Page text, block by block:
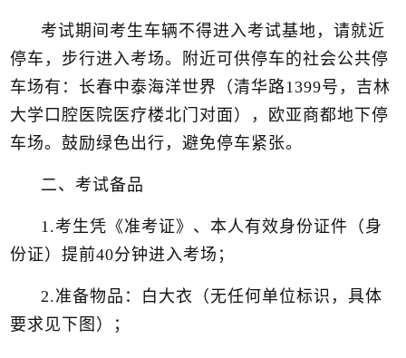
考试期间考生车辆不得进入考试基地，请就近
停车，步行进入考场。附近可供停车的社会公共停
车场有：长春中泰海洋世界（清华路1399号，吉林
大学口腔医院医疗楼北门对面），欧亚商都地下停
车场。鼓励绿色出行，避免停车紧张。
二、考试备品
1.考生凭《准考证》、本人有效身份证件（身
份证）提前40分钟进入考场；
2.准备物品：白大衣（无任何单位标识，具体
要求见下图）；